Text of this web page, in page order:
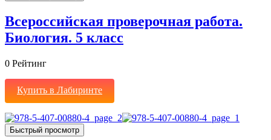
Всероссийская проверочная работа.
Биология. 5 класс
0 Рейтинг
Купить в Лабиринте
Быстрый просмотр